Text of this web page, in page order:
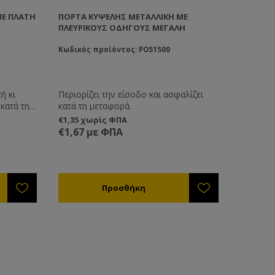
ΠΛΆΤΗ
κι
την
άλλων
την
ΠΌΡΤΑ ΚΥΨΈΛΗΣ ΜΕΤΑΛΛΙΚΉ ΜΕ
ΠΛΕΥΡΙΚΟΎΣ ΟΔΗΓΟΎΣ ΜΕΓΆΛΗ
Κωδικός προϊόντος: PO51500
Περιορίζει την είσοδο και ασφαλίζει
κατά τη μεταφορά.
€1,35 χωρίς ΦΠΑ
€1,67 με ΦΠΑ